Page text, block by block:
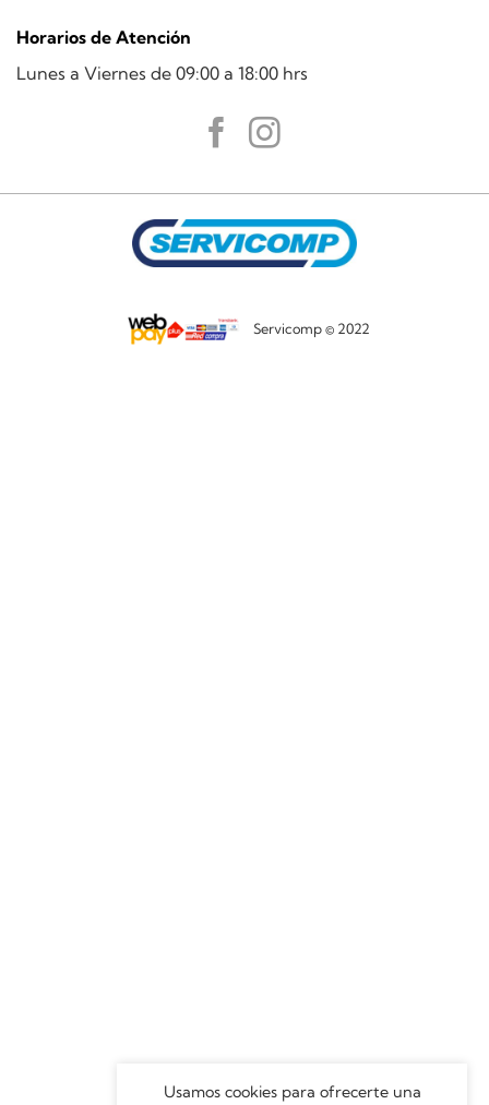
Horarios de Atención
Lunes a Viernes de 09:00 a 18:00 hrs
Servicomp © 2022
Usamos cookies para ofrecerte una